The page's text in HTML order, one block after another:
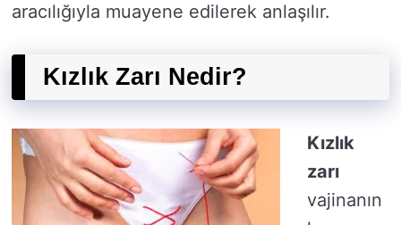
aracılığıyla muayene edilerek anlaşılır.
Kızlık Zarı Nedir?
Kızlık
zarı
vajinanın